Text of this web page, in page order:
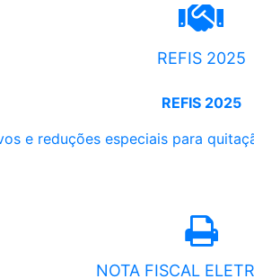
REFIS 2025
REFIS 2025
e reduções especiais para
NOTA FISCAL